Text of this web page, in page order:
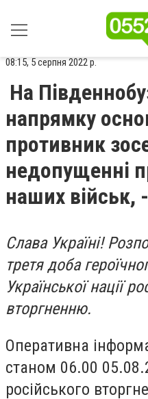
08:15, 5 серпня 2022 р.
На
напрямку
противник
недопущенні
наших військ,
Слава Україні!
третя доба
Української нації
вторгненню.
Оперативна
станом 06.00
російського